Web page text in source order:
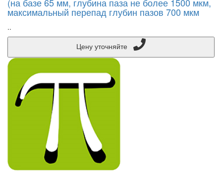
максимальный перепад глубин пазов 700 мкм
..